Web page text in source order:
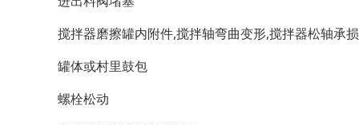
搅拌器磨擦罐内附件,搅拌轴弯曲变形,搅拌器松轴承
罐体或村里鼓包
螺栓松动